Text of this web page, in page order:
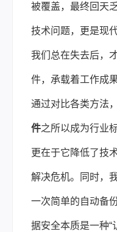
被覆盖，最终回天
技术问题，更是现
我们总在失去后，
件，承载着工作成
通过对比各类方法
件之所以成为行业
更在于它降低了技
解决危机。同时，
一次简单的自动备
据安全本质是一种“